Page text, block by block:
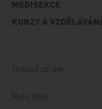
MEDISEKCE
KURZY A VZDĚLÁVÁNÍ
Tiskové zprávy
Naše tituly